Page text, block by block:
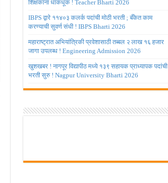
शिक्षकांना धाकधूक ! Teacher Bharti 2026
IBPS द्वारे ११४०३ कलर्क पदांची मोठी भरती ; बँकेत काम
करण्याची सुवर्ण संधी ! IBPS Bharti 2026
महाराष्ट्रात अभियांत्रिकी प्रवेशासाठी तब्बल २ लाख १६ हजार
जागा उपलब्ध ! Engineering Admission 2026
खुशखबर ! नागपूर विद्यापीठ मध्ये १३९ सहायक प्राध्यापक पदांची
भरती सुरु ! Nagpur University Bharti 2026